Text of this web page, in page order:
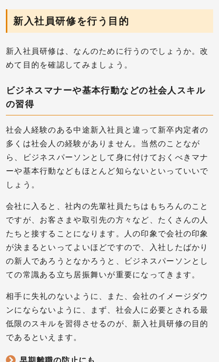
新入社員研修を行う目的
新入社員研修は、なんのために行うのでしょうか。改
めて目的を確認してみましょう。
ビジネスマナーや基本行動などの社会人スキル
の習得
社会人経験のある中途新入社員と違って新卒内定者の
多くは社会人の経験がありません。当然のことなが
ら、ビジネスパーソンとして身に付けておくべきマナ
ーや基本行動などもほとんど知らないといっていいで
しょう。
会社に入ると、社内の先輩社員たちはもちろんのこと
ですが、お客さまや取引先の方々など、たくさんの人
たちと接することになります。人の印象で会社の印象
が決まるといってよいほどですので、入社したばかり
の新人であろうとなかろうと、ビジネスパーソンとし
ての常識ある立ち居振舞いが重要になってきます。
相手に失礼のないように、また、会社のイメージダウ
ンにならないように、まず、社会人に必要とされる最
低限のスキルを習得させるのが、新入社員研修の目的
であるといえます。
早期離職の防止にも